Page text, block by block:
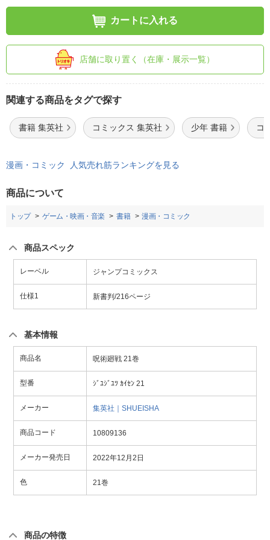
カートに入れる
店舗に取り置く（在庫・展示一覧）
関連する商品をタグで探す
書籍 集英社 コミックス 集英社 少年 書籍 コ
漫画・コミック 人気売れ筋ランキングを見る
商品について
トップ ゲーム・映画・音楽 書籍 漫画・コミック
商品スペック
レーベル ジャンプコミックス
仕様1 新書判/216ページ
基本情報
商品名 呪術廻戦 21巻
型番 ｼﾞﾕｼﾞﾕﾂ ｶｲｾﾝ 21
メーカー 集英社｜SHUEISHA
商品コード 10809136
メーカー発売日 2022年12月2日
色 21巻
商品の特徴